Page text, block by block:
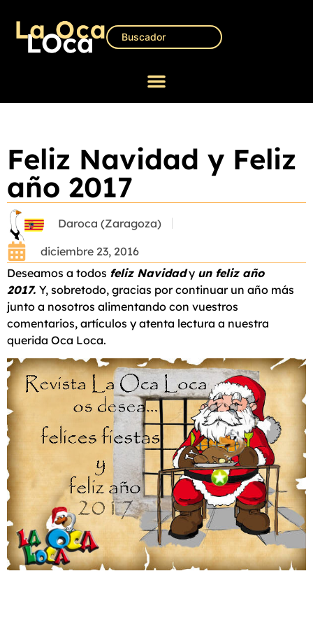
Feliz Navidad y Feliz
año 2017
Daroca (Zaragoza)
diciembre 23, 2016
Deseamos a todos feliz Navidady un feliz año
2017. Y, sobretodo, gracias por continuar un año más
junto a nosotros alimentando con vuestros
comentarios, artículos y atenta lectura a nuestra
querida Oca Loca.